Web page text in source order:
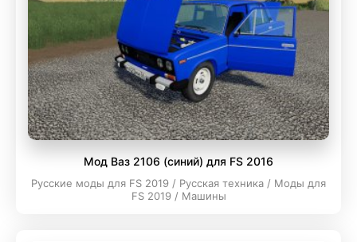
Мод Ваз 2106 (синий) для FS 2016
Русские моды для FS 2019 / Русская техника / Моды для
FS 2019 / Машины